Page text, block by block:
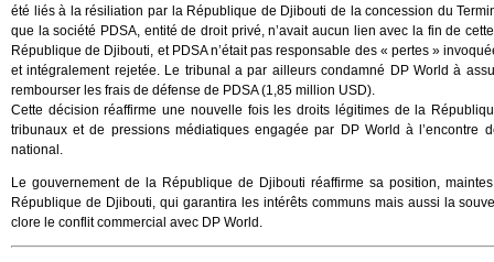
été liés à la résiliation par la République de Djibouti de la concession du
que la société PDSA, entité de droit privé, n’avait aucun lien avec la fin de
République de Djibouti, et PDSA n’était pas responsable des « pertes »
et intégralement rejetée. Le tribunal a par ailleurs condamné DP World à
rembourser les frais de défense de PDSA (1,85 million USD).
Cette décision réaffirme une nouvelle fois les droits légitimes de la
tribunaux et de pressions médiatiques engagée par DP World à l’encontre
national.
Le gouvernement de la République de Djibouti réaffirme sa position,
République de Djibouti, qui garantira les intérêts communs mais aussi la
clore le conflit commercial avec DP World.